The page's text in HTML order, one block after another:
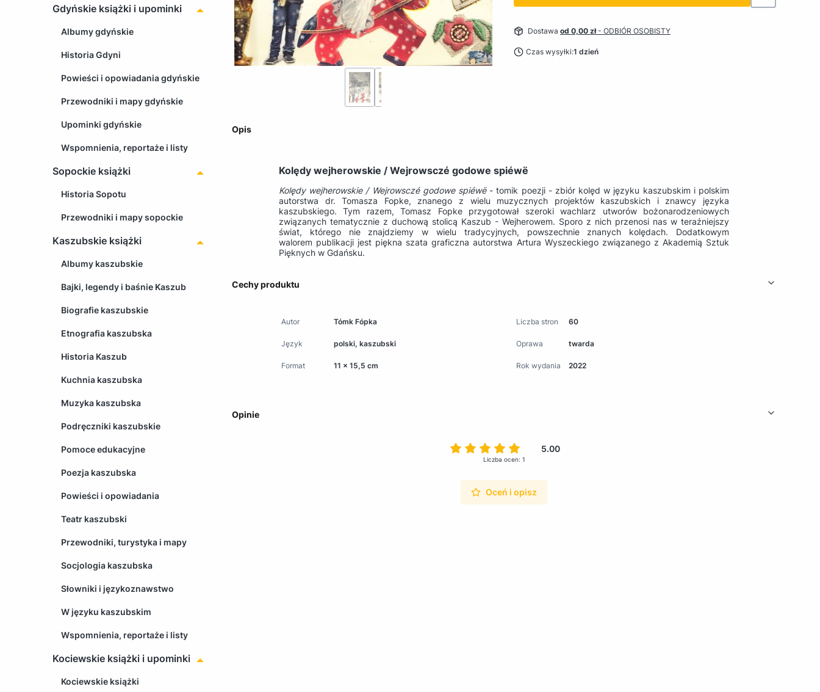
Gdyńskie książki i upominki
Albumy gdyńskie
Historia Gdyni
Powieści i opowiadania gdyńskie
Przewodniki i mapy gdyńskie
Upominki gdyńskie
Wspomnienia, reportaże i listy
Sopockie książki
Historia Sopotu
Przewodniki i mapy sopockie
Kaszubskie książki
Albumy kaszubskie
Bajki, legendy i baśnie Kaszub
Biografie kaszubskie
Etnografia kaszubska
Historia Kaszub
Kuchnia kaszubska
Muzyka kaszubska
Podręczniki kaszubskie
Pomoce edukacyjne
Poezja kaszubska
Powieści i opowiadania
Teatr kaszubski
Przewodniki, turystyka i mapy
Socjologia kaszubska
Słowniki i językoznawstwo
W języku kaszubskim
Wspomnienia, reportaże i listy
Kociewskie książki i upominki
Kociewskie książki
Dostawa od 0,00 zł- ODBIÓR OSOBISTY
Czas wysyłki:1 dzień
Opis
Kolędy wejherowskie / Wejrowsczé godowe spiéwë
Kolędy wejherowskie / Wejrowsczé godowe spiéwë- tomik poezji - zbiór kolęd w języku kaszubskim i polskim
autorstwa dr. Tomasza Fopke, znanego z wielu muzycznych projektów kaszubskich i znawcy języka
kaszubskiego. Tym razem, Tomasz Fopke przygotował szeroki wachlarz utworów bożonarodzeniowych
związanych tematycznie z duchową stolicą Kaszub - Wejherowem. Sporo z nich przenosi nas w teraźniejszy
świat, którego nie znajdziemy w wielu tradycyjnych, powszechnie znanych kolędach. Dodatkowym
walorem publikacji jest piękna szata graficzna autorstwa Artura Wyszeckiego związanego z Akademią Sztuk
Pięknych w Gdańsku.
Cechy produktu
Autor Tómk Fópka Liczba stron 60
Język polski, kaszubski Oprawa twarda
Format 11 x 15,5 cm Rok wydania 2022
Opinie
5.00
Liczba ocen: 1
Oceń i opisz